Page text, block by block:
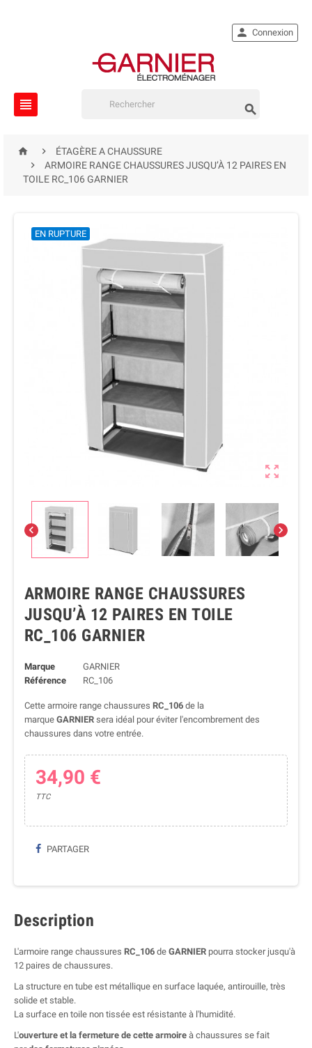
 
 Connexion
 
ÉTAGÈRE A CHAUSSURE

ARMOIRE RANGE CHAUSSURES JUSQU’À 12 PAIRES EN
TOILE RC_106 GARNIER

 
EN RUPTURE
ARMOIRE RANGE CHAUSSURES
JUSQU’À 12 PAIRES EN TOILE
RC_106 GARNIER
Marque
GARNIER
Référence
RC_106
Cette armoire range chaussures RC_106 de la
marque GARNIER sera idéal pour éviter l'encombrement des
chaussures dans votre entrée.
34,90 €
TTC
PARTAGER
Description
L'armoire range chaussures RC_106 de GARNIER pourra stocker jusqu'à
12 paires de chaussures.
La structure en tube est métallique en surface laquée, antirouille, très
solide et stable.
La surface en toile non tissée est résistante à l'humidité.
L'ouverture et la fermeture de cette armoire à chaussures se fait